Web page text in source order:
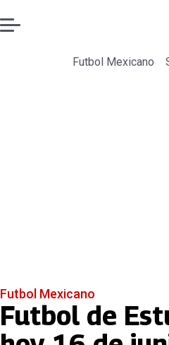
Futbol Mexicano
Futbol Mexicano
Futbol de